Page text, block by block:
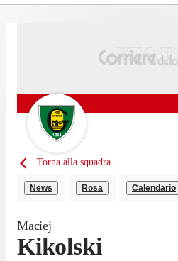
Torna alla squadra
News Rosa Calendario
Maciej
Kikolski